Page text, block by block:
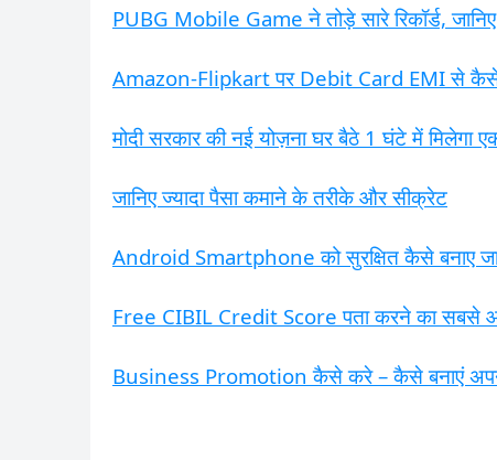
PUBG Mobile Game ने तोड़े सारे रिकॉर्ड,
Amazon-Flipkart पर Debit Card EMI से कैसे
मोदी सरकार की नई योज़ना घर बैठे 1 घंटे में मिलेगा
जानिए ज्यादा पैसा कमाने के तरीके और सीक्रेट
Android Smartphone को सुरक्षित कैसे बनाए
Free CIBIL Credit Score पता करने का सबसे
Business Promotion कैसे करे – कैसे बनाएं अपने